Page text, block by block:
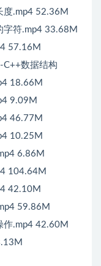
.mp4 52.36M
符.mp4 33.68M
57.16M
数据结构
18.66M
9.09M
46.77M
10.25M
6.86M
104.64M
42.10M
59.86M
.mp4 42.60M